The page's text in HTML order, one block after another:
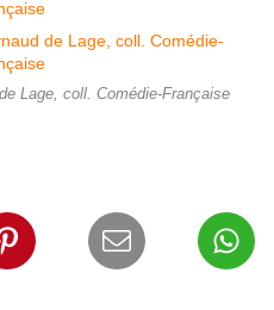
Lage, coll. Comédie-Française